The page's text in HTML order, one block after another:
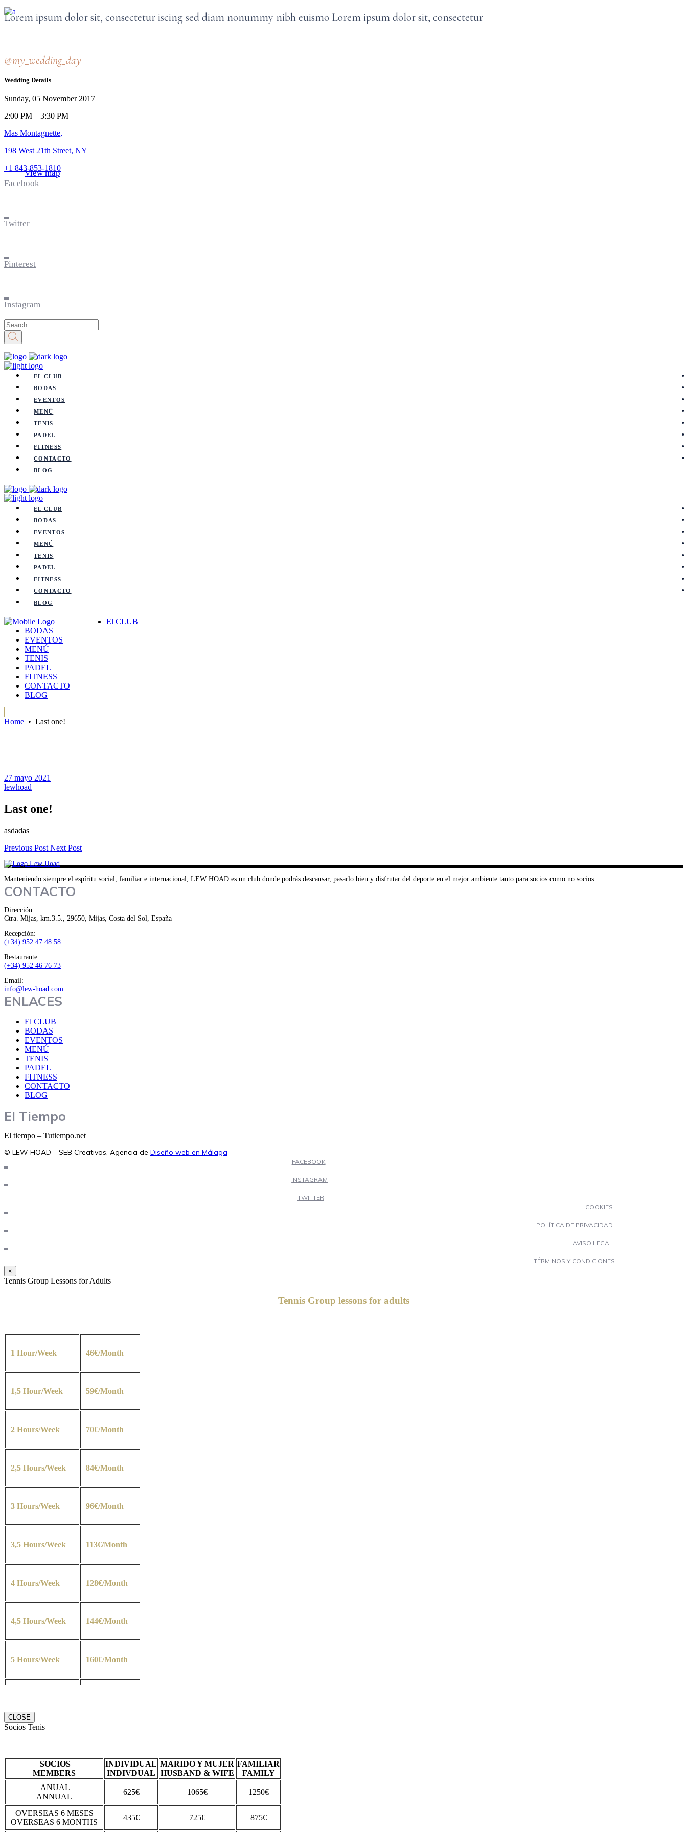
Lorem ipsum dolor sit, consectetur iscing sed diam nonummy nibh euismo Lorem ipsum dolor sit, consectetur
@my_wedding_day
Wedding Details
Sunday, 05 November 2017
2:00 PM – 3:30 PM
Mas Montagnette,
198 West 21th Street, NY
+1 843-853-1810
View map
Facebook
Twitter
Pinterest
Instagram
EL CLUB
BODAS
EVENTOS
MENÚ
TENIS
PADEL
FITNESS
CONTACTO
BLOG
EL CLUB
BODAS
EVENTOS
MENÚ
TENIS
PADEL
FITNESS
CONTACTO
BLOG
El CLUB
BODAS
EVENTOS
MENÚ
TENIS
PADEL
FITNESS
CONTACTO
BLOG
Home • Last one!
27 mayo 2021
lewhoad
Last one!
asdadas
Previous Post Next Post
Manteniendo siempre el espíritu social, familiar e internacional, LEW HOAD es un club donde podrás descansar, pasarlo bien y disfrutar del deporte en el mejor ambiente tanto para socios como no socios.
CONTACTO
Dirección:
Ctra. Mijas, km.3.5., 29650, Mijas, Costa del Sol, España
Recepción:
(+34) 952 47 48 58
Restaurante:
(+34) 952 46 76 73
Email:
info@lew-hoad.com
ENLACES
El CLUB
BODAS
EVENTOS
MENÚ
TENIS
PADEL
FITNESS
CONTACTO
BLOG
El Tiempo
El tiempo – Tutiempo.net
© LEW HOAD – SEB Creativos, Agencia de Diseño web en Málaga
FACEBOOK
INSTAGRAM
TWITTER
COOKIES
POLÍTICA DE PRIVACIDAD
AVISO LEGAL
TÉRMINOS Y CONDICIONES
×
Tennis Group Lessons for Adults
Tennis Group lessons for adults
1 Hour/Week 46€/Month
1,5 Hour/Week 59€/Month
2 Hours/Week 70€/Month
2,5 Hours/Week 84€/Month
3 Hours/Week 96€/Month
3,5 Hours/Week 113€/Month
4 Hours/Week 128€/Month
4,5 Hours/Week 144€/Month
5 Hours/Week 160€/Month
CLOSE
Socios Tenis
SOCIOS
MEMBERS
INDIVIDUAL
INDIVDUAL
MARIDO Y MUJER
HUSBAND & WIFE
FAMILIAR
FAMILY
ANUAL
ANNUAL
625€ 1065€ 1250€
OVERSEAS 6 MESES
OVERSEAS 6 MONTHS
435€ 725€ 875€